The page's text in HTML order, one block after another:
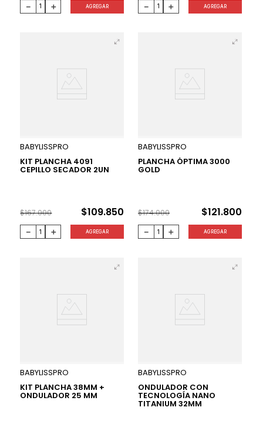
＋
－ AGREGAR ＋
－ AGREGAR
BABYLISSPRO
KIT PLANCHA 4091
CEPILLO SECADOR 2UN
$167.000 $109.850
＋
－ AGREGAR
BABYLISSPRO
PLANCHA ÓPTIMA 3000
GOLD
$174.000 $121.800
＋
－ AGREGAR
BABYLISSPRO
KIT PLANCHA 38MM +
ONDULADOR 25 MM
BABYLISSPRO
ONDULADOR CON
TECNOLOGÍA NANO
TITANIUM 32MM